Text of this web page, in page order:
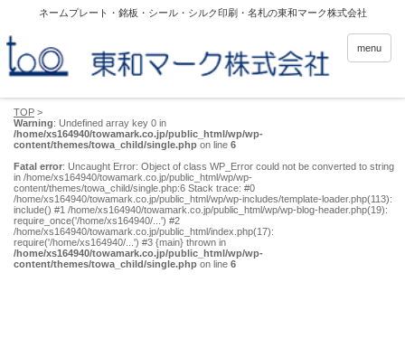
ネームプレート・銘板・シール・シルク印刷・名札の東和マーク株式会社
menu
TOP >
Warning: Undefined array key 0 in
/home/xs164940/towamark.co.jp/public_html/wp/wp-
content/themes/towa_child/single.php on line 6
Fatal error: Uncaught Error: Object of class WP_Error could not be converted to string
in /home/xs164940/towamark.co.jp/public_html/wp/wp-
content/themes/towa_child/single.php:6 Stack trace: #0
/home/xs164940/towamark.co.jp/public_html/wp/wp-includes/template-loader.php(113):
include() #1 /home/xs164940/towamark.co.jp/public_html/wp/wp-blog-header.php(19):
require_once('/home/xs164940/...') #2
/home/xs164940/towamark.co.jp/public_html/index.php(17):
require('/home/xs164940/...') #3 {main} thrown in
/home/xs164940/towamark.co.jp/public_html/wp/wp-
content/themes/towa_child/single.php on line 6